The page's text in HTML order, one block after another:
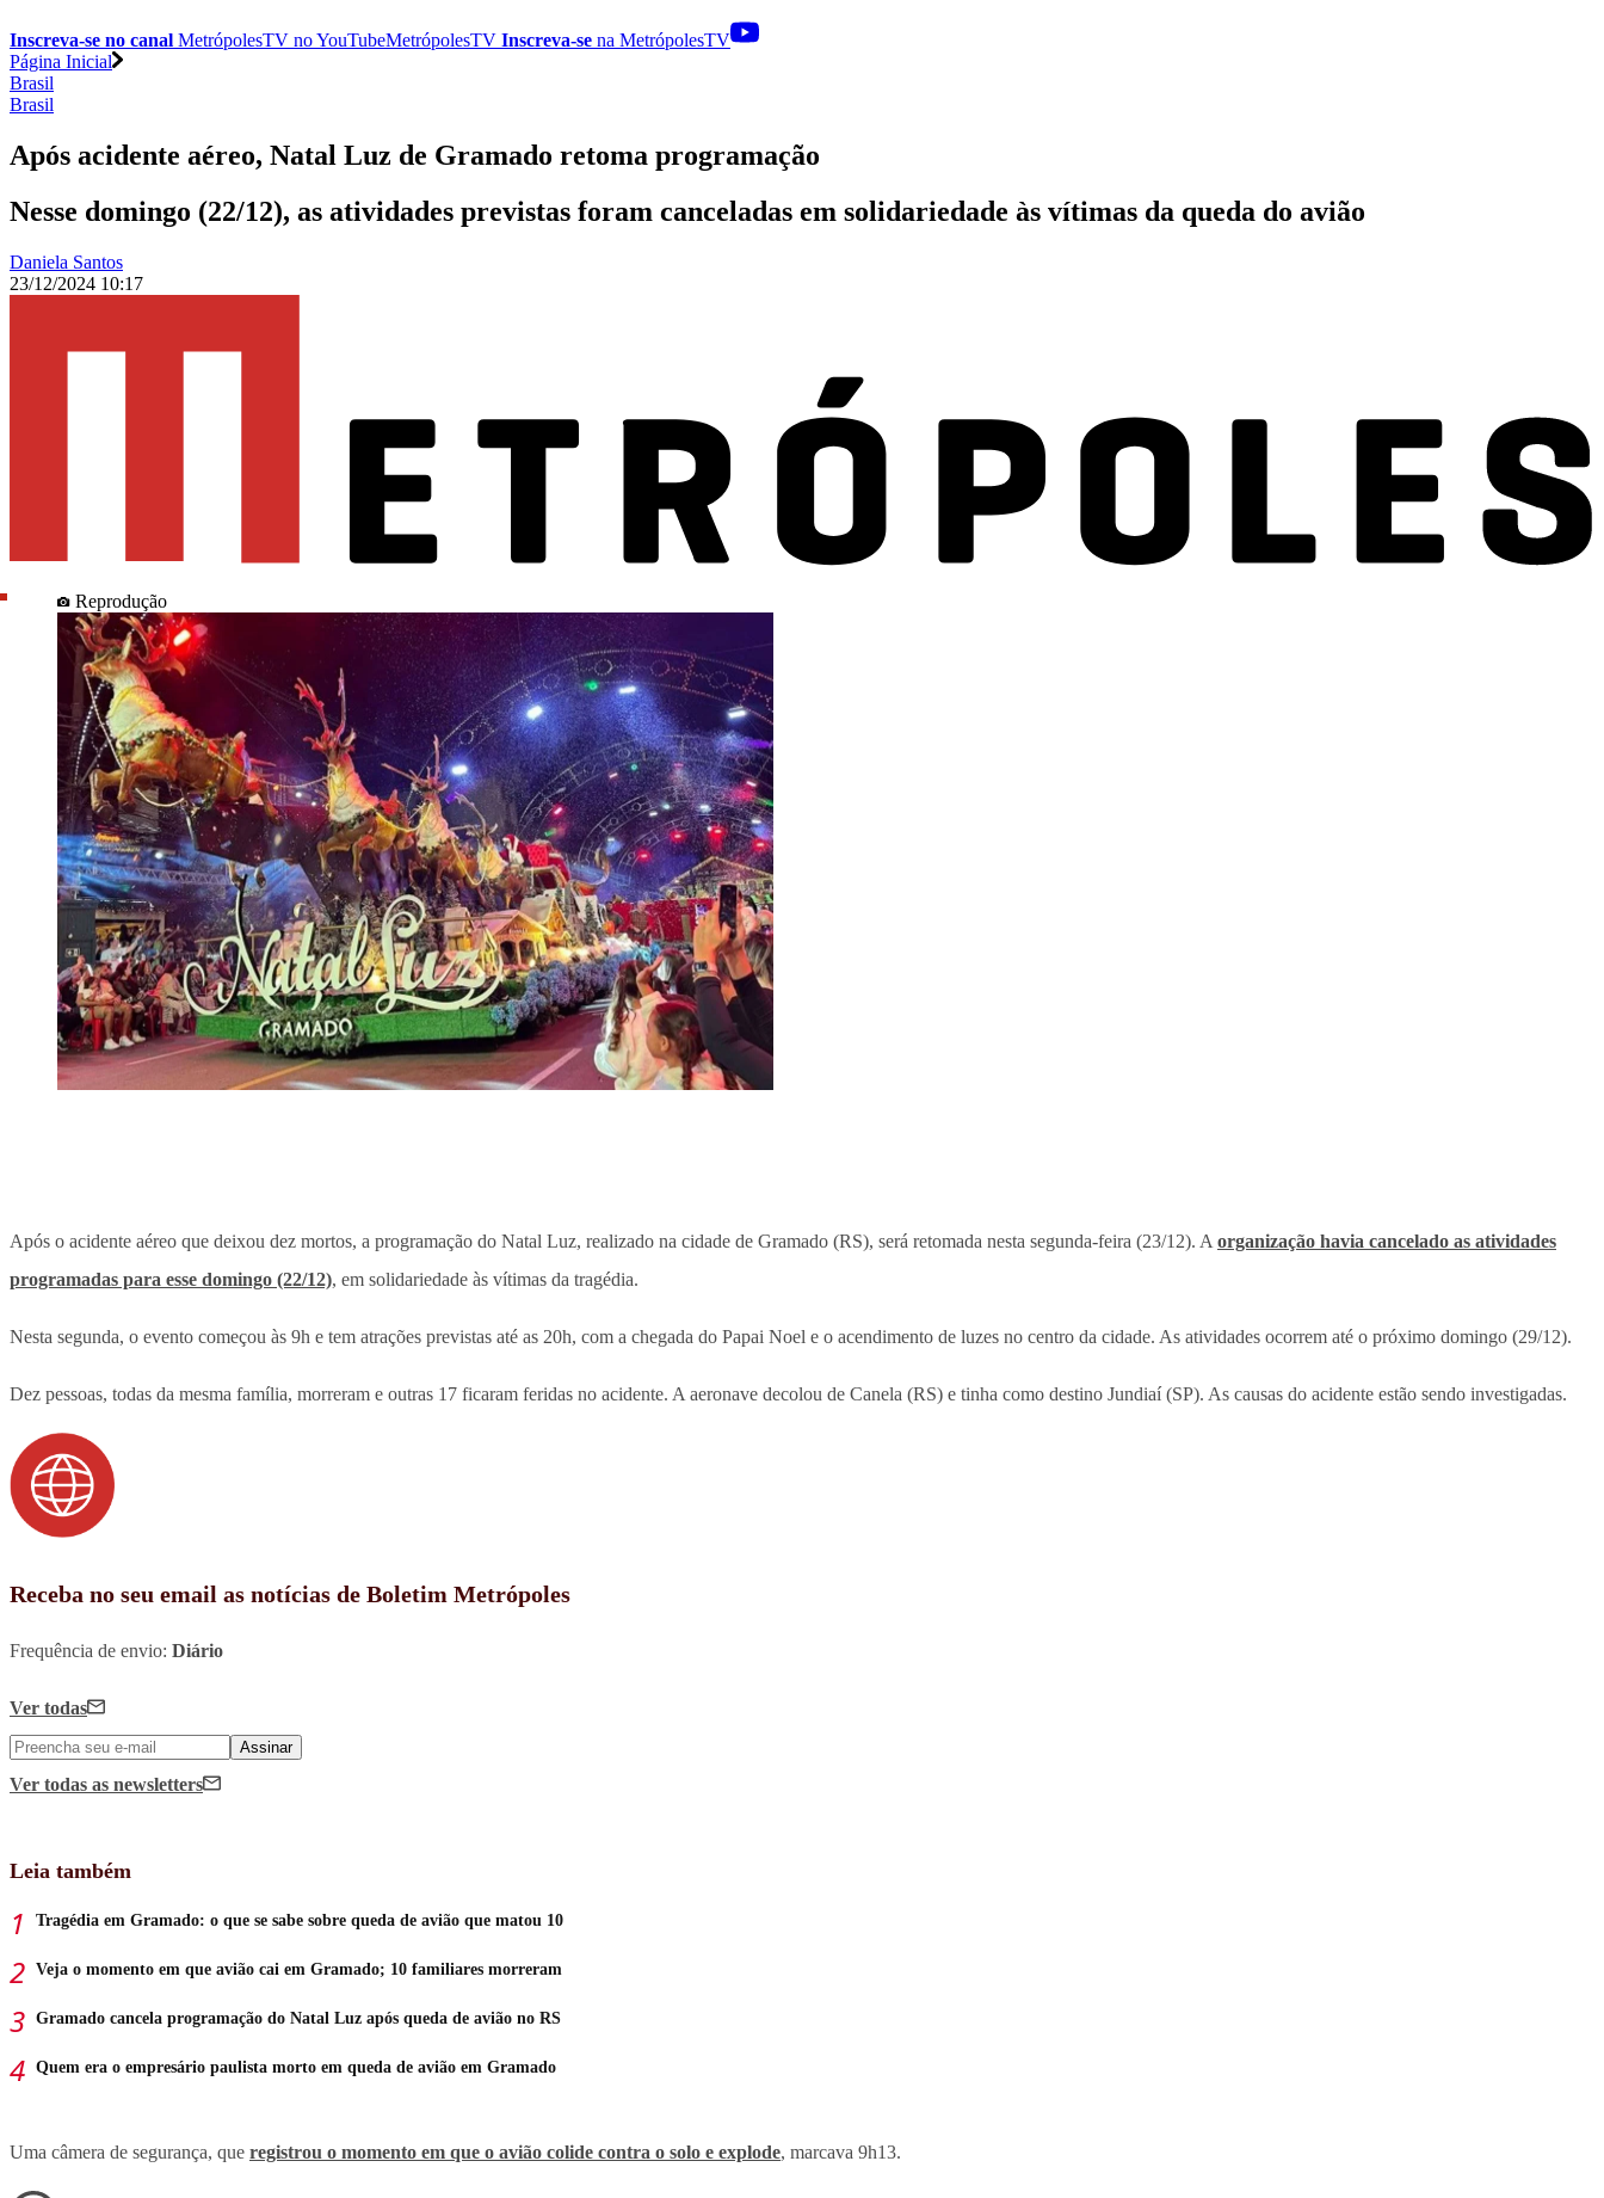
Inscreva-se no canal MetrópolesTV noYouTubeMetrópolesTV Inscreva-se na MetrópolesTV
Página Inicial
Brasil
Brasil
Após acidente aéreo, Natal Luz de Gramado retoma programação
Nesse domingo (22/12), as atividades previstas foram canceladas em solidariedade às vítimas da queda do avião
Daniela Santos
23/12/2024 10:17
Reprodução
Após o acidente aéreo que deixou dez mortos, a programação do Natal Luz, realizado na cidade de Gramado (RS), será retomada nesta segunda-feira (23/12). A organização havia cancelado as atividades
programadas para esse domingo (22/12), em solidariedade às vítimas da tragédia.
Nesta segunda, o evento começou às 9h e tem atrações previstas até as 20h, com a chegada do Papai Noel e o acendimento de luzes no centro da cidade. As atividades ocorrem até o próximo domingo (29/12).
Dez pessoas, todas da mesma família, morreram e outras 17 ficaram feridas no acidente. A aeronave decolou de Canela (RS) e tinha como destino Jundiaí (SP). As causas do acidente estão sendo investigadas.
Receba no seu email as notícias de Boletim Metrópoles
Frequência de envio: Diário
Ver todas
Assinar
Ver todas as newsletters
Leia também
Tragédia em Gramado: o que se sabe sobre queda de avião que matou 10
Veja o momento em que avião cai em Gramado; 10 familiares morreram
Gramado cancela programação do Natal Luz após queda de avião no RS
Quem era o empresário paulista morto em queda de avião em Gramado
Uma câmera de segurança, que registrou o momento em que o avião colide contra o solo e explode, marcava 9h13.